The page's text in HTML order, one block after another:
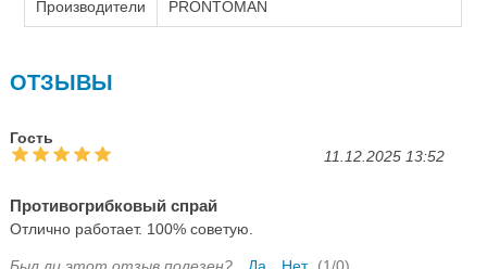
Производители PRONTOMAN
ОТЗЫВЫ
Гость
11.12.2025 13:52
Противогрибковый спрай
Отлично работает. 100% советую.